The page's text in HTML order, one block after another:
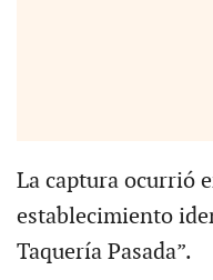
La captura ocurrió
establecimiento
Taquería Pasada”.